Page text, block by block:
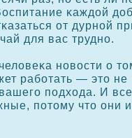
κаждой
от дурной
для вас трудно.
новости о
работать — это не
подхода. И
потому что они